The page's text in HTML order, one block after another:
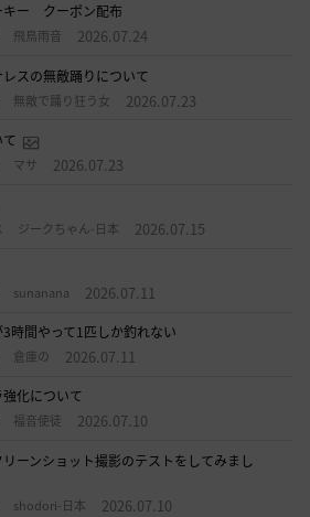
キー クーポン配布
飛鳥雨音 2026.07.24
スの無敵踊りについて
無敵で踊り狂う女 2026.07.23
マサ 2026.07.23
ジークちゃん-日本 2026.07.15
sunanana 2026.07.11
時間やって1匹しか釣れない
倉庫の 2026.07.11
化について
福音使徒 2026.07.10
ーンショット撮影のテストをしてみまし
shodori-日本 2026.07.10